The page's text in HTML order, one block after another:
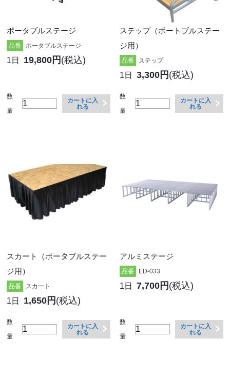
ポータブルステージ
品番 ポータブルステージ
1日 19,800円 (税込)
数
量
カートに入
れる
ステップ（ポートブルステー
ジ用）
品番 ステップ
1日 3,300円 (税込)
数
量
カートに入
れる
スカート（ポータブルステー
ジ用）
品番 スカート
1日 1,650円 (税込)
数
量
カートに入
れる
アルミステージ
品番 ED-033
1日 7,700円 (税込)
数
量
カートに入
れる